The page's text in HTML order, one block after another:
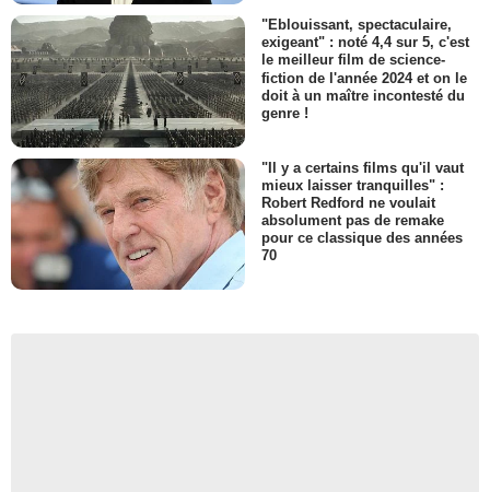
"Eblouissant, spectaculaire,
exigeant" : noté 4,4 sur 5, c'est
le meilleur film de science-
fiction de l'année 2024 et on le
doit à un maître incontesté du
genre !
"Il y a certains films qu'il vaut
mieux laisser tranquilles" :
Robert Redford ne voulait
absolument pas de remake
pour ce classique des années
70